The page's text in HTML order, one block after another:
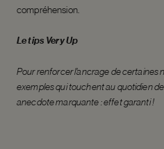
compréhension.
Le tips Very Up
Pour renforcer l’ancrage de certaines
exemples qui touchent au quotidien
anecdote marquante : effet garanti !